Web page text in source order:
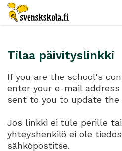
Tilaa päivityslinkki
If you are the school's
enter your e-mail
sent to you to update the
Jos linkki ei tule perille
yhteyshenkilö ei ole
sähköpostitse.